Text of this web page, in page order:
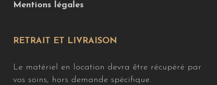
Mentions légales
RETRAIT ET LIVRAISON
Le matériel en location devra être récupéré par
vos soins, hors demande spécifique.